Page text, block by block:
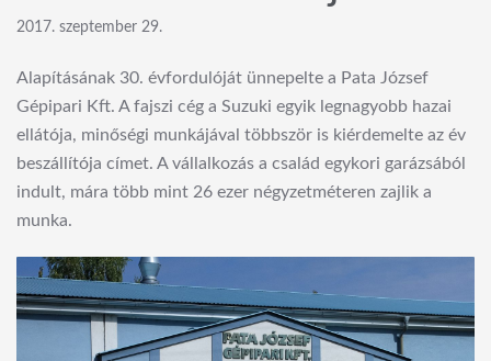
2017. szeptember 29.
Alapításának 30. évfordulóját ünnepelte a Pata József
Gépipari Kft. A fajszi cég a Suzuki egyik legnagyobb hazai
ellátója, minőségi munkájával többször is kiérdemelte az év
beszállítója címet. A vállalkozás a család egykori garázsából
indult, mára több mint 26 ezer négyzetméteren zajlik a
munka.